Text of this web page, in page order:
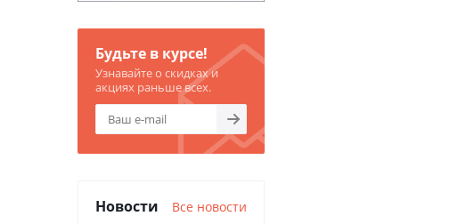
Будьте в курсе!
Узнавайте о скидках и
акциях раньше всех.
Новости Все новости